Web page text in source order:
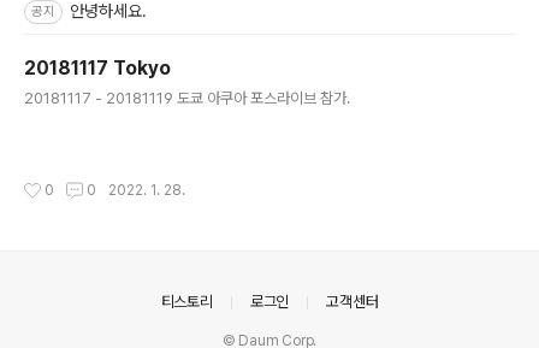
공지 안녕하세요.
20181117 Tokyo
20181117 - 20181119 도쿄 아쿠아 포스라이브 참가.
0 0 2022. 1. 28.
티스토리 로그인 고객센터
© Daum Corp.